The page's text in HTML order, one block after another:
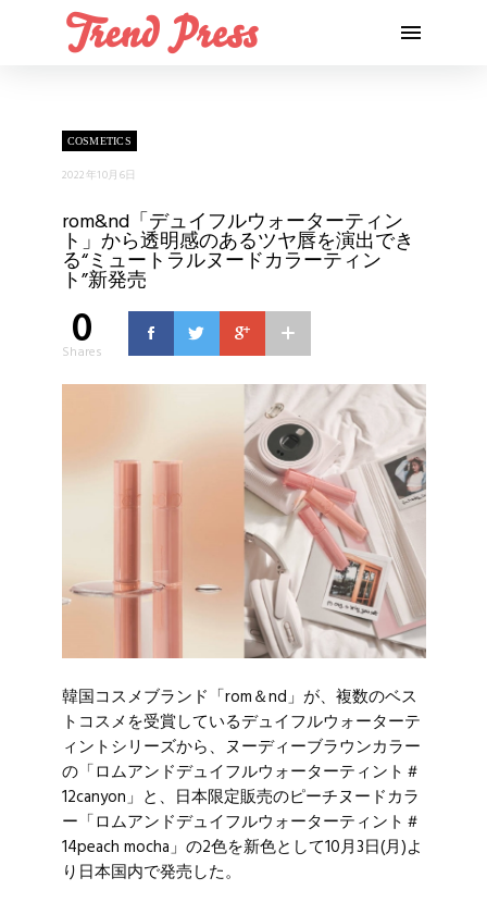
COSMETICS
2022年10月6日
rom&nd「デュイフルウォーターティン
ト」から透明感のあるツヤ唇を演出でき
る“ミュートラルヌードカラーティン
ト”新発売
0
Shares
韓国コスメブランド「rom＆nd」が、複数のベス
トコスメを受賞しているデュイフルウォーターテ
ィントシリーズから、ヌーディーブラウンカラー
の「ロムアンドデュイフルウォーターティント＃
12canyon」と、日本限定販売のピーチヌードカラ
ー「ロムアンドデュイフルウォーターティント＃
14peach mocha」の2色を新色として10月3日(月)よ
り日本国内で発売した。